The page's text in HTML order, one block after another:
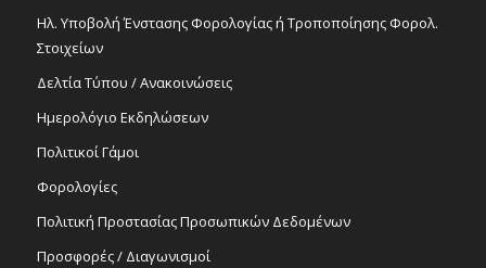
Ηλ. Υποβολή Ένστασης Φορολογίας ή Τροποποίησης Φορολ.
Στοιχείων
Δελτία Τύπου / Ανακοινώσεις
Ημερολόγιο Εκδηλώσεων
Πολιτικοί Γάμοι
Φορολογίες
Πολιτική Προστασίας Προσωπικών Δεδομένων
Προσφορές / Διαγωνισμοί